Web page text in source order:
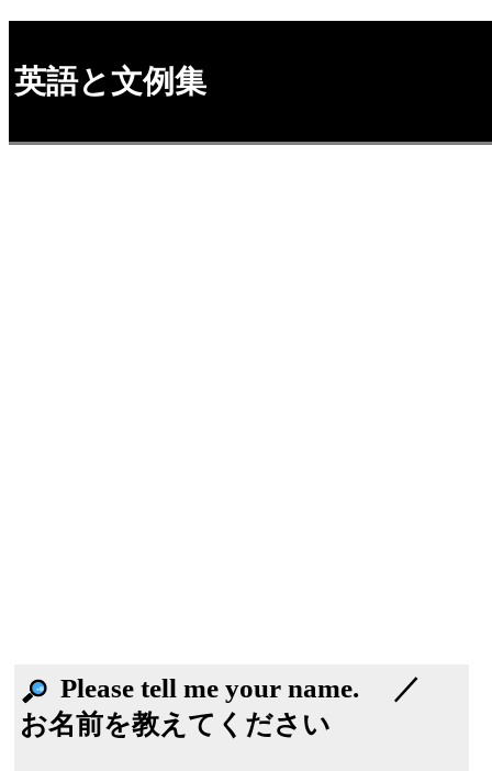
英語と文例集
Please tell me your name. ／
お名前を教えてください